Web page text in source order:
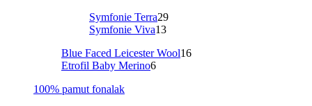
Symfonie Terra29
Symfonie Viva13
Blue Faced Leicester Wool16
Etrofil Baby Merino6
100% pamut fonalak